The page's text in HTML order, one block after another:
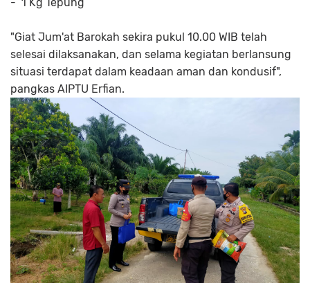
"Giat Jum'at Barokah sekira pukul 10.00 WIB telah
selesai dilaksanakan, dan selama kegiatan berlansung
situasi terdapat dalam keadaan aman dan kondusif",
pangkas AIPTU Erfian.